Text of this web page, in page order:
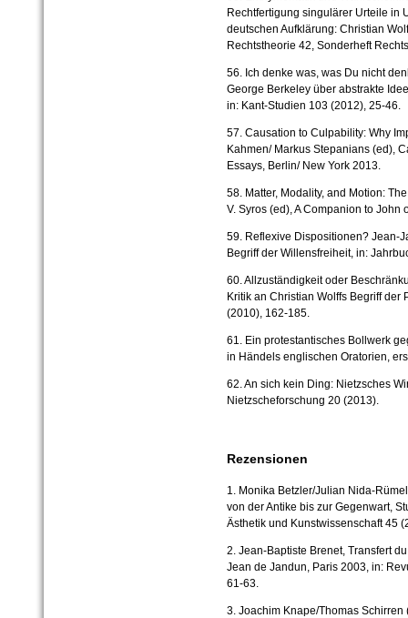
Rechtfertigung singulärer Urteile in
deutschen Aufklärung: Christian
Rechtstheorie 42, Sonderheft
56. Ich denke was, was Du nicht
George Berkeley über abstrakte
in: Kant-Studien 103 (2012), 25-46.
57. Causation to Culpability: Why
Kahmen/ Markus Stepanians (ed),
Essays, Berlin/ New York 2013.
58. Matter, Modality, and Motion:
V. Syros (ed), A Companion to John
59. Reflexive Dispositionen? Jean-
Begriff der Willensfreiheit, in:
60. Allzuständigkeit oder
Kritik an Christian Wolffs Begriff
(2010), 162-185.
61. Ein protestantisches Bollwerk
in Händels englischen Oratorien,
62. An sich kein Ding: Nietzsches
Nietzscheforschung 20 (2013).
Rezensionen
1. Monika Betzler/Julian Nida-
von der Antike bis zur Gegenwart,
Ästhetik und Kunstwissenschaft 45
2. Jean-Baptiste Brenet, Transfert
Jean de Jandun, Paris 2003, in:
61-63.
3. Joachim Knape/Thomas